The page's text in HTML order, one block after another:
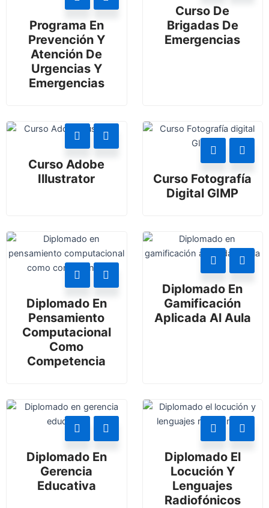
Programa En
Prevención Y
Atención De
Urgencias Y
Emergencias
Curso De
Brigadas De
Emergencias
Curso Adobe
Illustrator
Curso Fotografía
Digital GIMP
Diplomado En
Pensamiento
Computacional
Como
Competencia
Diplomado En
Gamificación
Aplicada Al Aula
Diplomado En
Gerencia
Educativa
Diplomado El
Locución Y
Lenguajes
Radiofónicos